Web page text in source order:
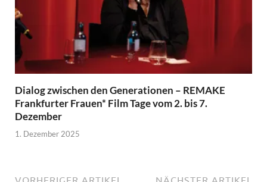
Dialog zwischen den Generationen – REMAKE
Frankfurter Frauen* Film Tage vom 2. bis 7.
Dezember
1. Dezember 2025